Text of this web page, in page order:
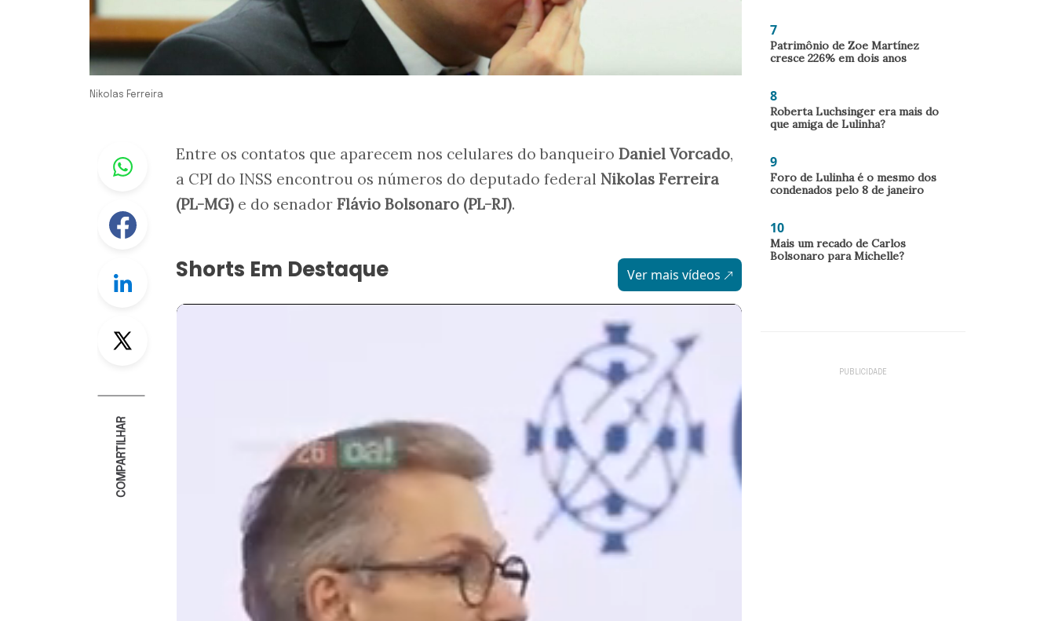
Nikolas Ferreira
Whastapp
Facebook
Linkedin
COMPARTILHAR
Entre os contatos que aparecem nos celulares do banqueiro Daniel Vorcado,
a CPI do INSS encontrou os números do deputado federal Nikolas Ferreira
(PL-MG) e do senador Flávio Bolsonaro (PL-RJ).
Shorts Em Destaque Ver mais vídeos
7
Patrimônio de Zoe Martínez
cresce 226% em dois anos
8
Roberta Luchsinger era mais do
que amiga de Lulinha?
9
Foro de Lulinha é o mesmo dos
condenados pelo 8 de janeiro
10
Mais um recado de Carlos
Bolsonaro para Michelle?